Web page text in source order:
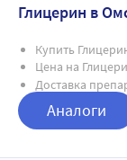
Глицерин в
Купить
Цена на
Доставка
Аналоги